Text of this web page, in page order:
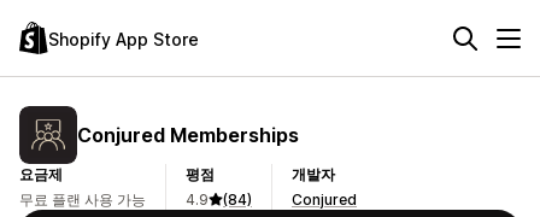
Shopify App Store
Conjured Memberships
요금제
무료 플랜 사용 가능
평점
4.9
(84)
개발자
Conjured